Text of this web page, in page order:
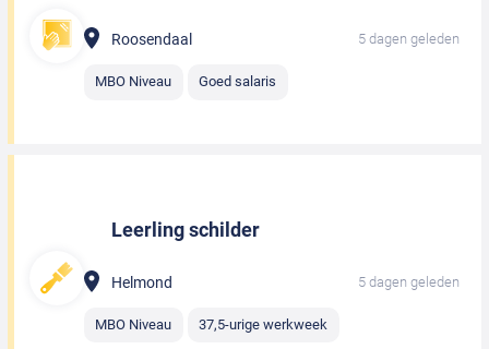
Roosendaal 5 dagen geleden
MBO Niveau Goed salaris
Leerling schilder
Helmond 5 dagen geleden
MBO Niveau 37,5-urige werkweek